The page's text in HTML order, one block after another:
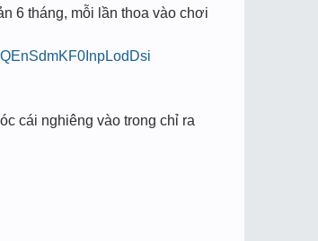
6 tháng, mỗi lần thoa vào chơi
cái nghiêng vào trong chỉ ra